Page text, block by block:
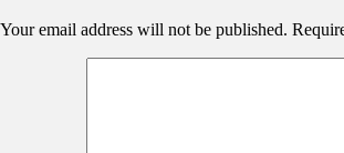
Your email address will not be published.